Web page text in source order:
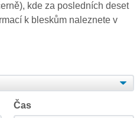
kde za posledních deset
k bleskům naleznete v
Čas